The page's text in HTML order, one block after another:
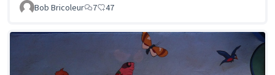
Bob Bricoleur 7 47